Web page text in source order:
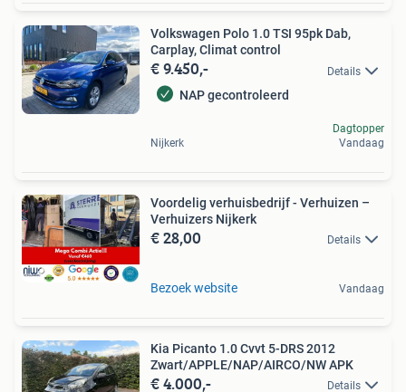
Volkswagen Polo 1.0 TSI 95pk Dab,
Carplay, Climat control
€ 9.450,- Details
NAP gecontroleerd
Nijkerk
Dagtopper
Vandaag
Voordelig verhuisbedrijf - Verhuizen –
Verhuizers Nijkerk
€ 28,00 Details
Bezoek website Vandaag
Kia Picanto 1.0 Cvvt 5-DRS 2012
Zwart/APPLE/NAP/AIRCO/NW APK
€ 4.000,- Details